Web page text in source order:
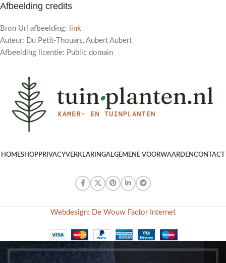
Afbeelding credits
Bron Url afbeelding:
link
Auteur: Du Petit-Thouars, Aubert Aubert
Afbeelding licentie: Public domain
HOMESHOPPRIVACYVERKLARINGALGEMENE VOORWAARDENCONTACT
Webdesign: De Wouw Factor Internet